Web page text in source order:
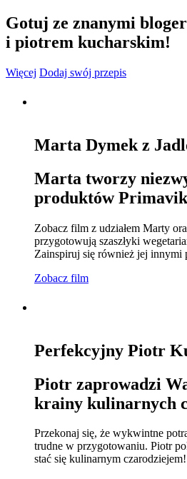
Gotuj ze znanymi
i piotrem kucharskim!
Więcej Dodaj swój przepis
Marta Dymek z
Marta tworzy
produktów
Zobacz film z udziałem Marty
przygotowują szaszłyki
Zainspiruj się również jej innymi
Zobacz film
Perfekcyjny Piotr
Piotr zaprowadzi
krainy kulinarnych
Przekonaj się, że wykwintne
trudne w przygotowaniu. Piotr
stać się kulinarnym czarodziejem!